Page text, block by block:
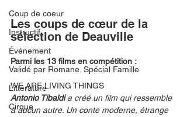
Coup de coeur
Instructif
Événement
Validé par Romane. Spécial Famille
Littérature
Cirque
Les coups de cœur de la
sélection de Deauville
Parmi les 13 films en compétition :
WE ARE LIVING THINGS
Antonio Tibaldi a créé un film qui ressemble
à aucun autre. Un conte moderne, étrange